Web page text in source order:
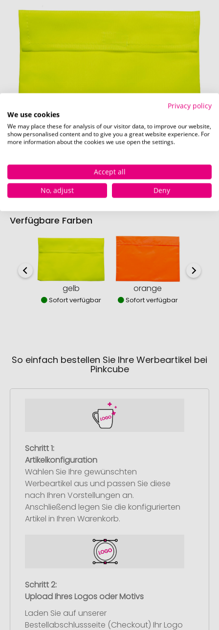
Vorderseite (14 x 10 cm)
Schnell und einfachhierdie Standskizze
herunterladen.
Verfügbare Farben
gelb
Sofort verfügbar
orange
Sofort verfügbar
So einfach bestellen Sie Ihre Werbeartikel bei
Pinkcube
Schritt 1:
Artikelkonfiguration
Wählen Sie Ihre gewünschten
Werbeartikel aus und passen Sie diese
nach Ihren Vorstellungen an.
Anschließend legen Sie die konfigurierten
Artikel in Ihren Warenkorb.
Schritt 2:
Upload Ihres Logos oder Motivs
Laden Sie auf unserer
Bestellabschlussseite (Checkout) Ihr Logo
Privacy policy
We use cookies
We may place these for analysis of our visitor data, to improve our website,
show personalised content and to give you a great website experience. For
more information about the cookies we use open the settings.
Accept all
No, adjust
Deny